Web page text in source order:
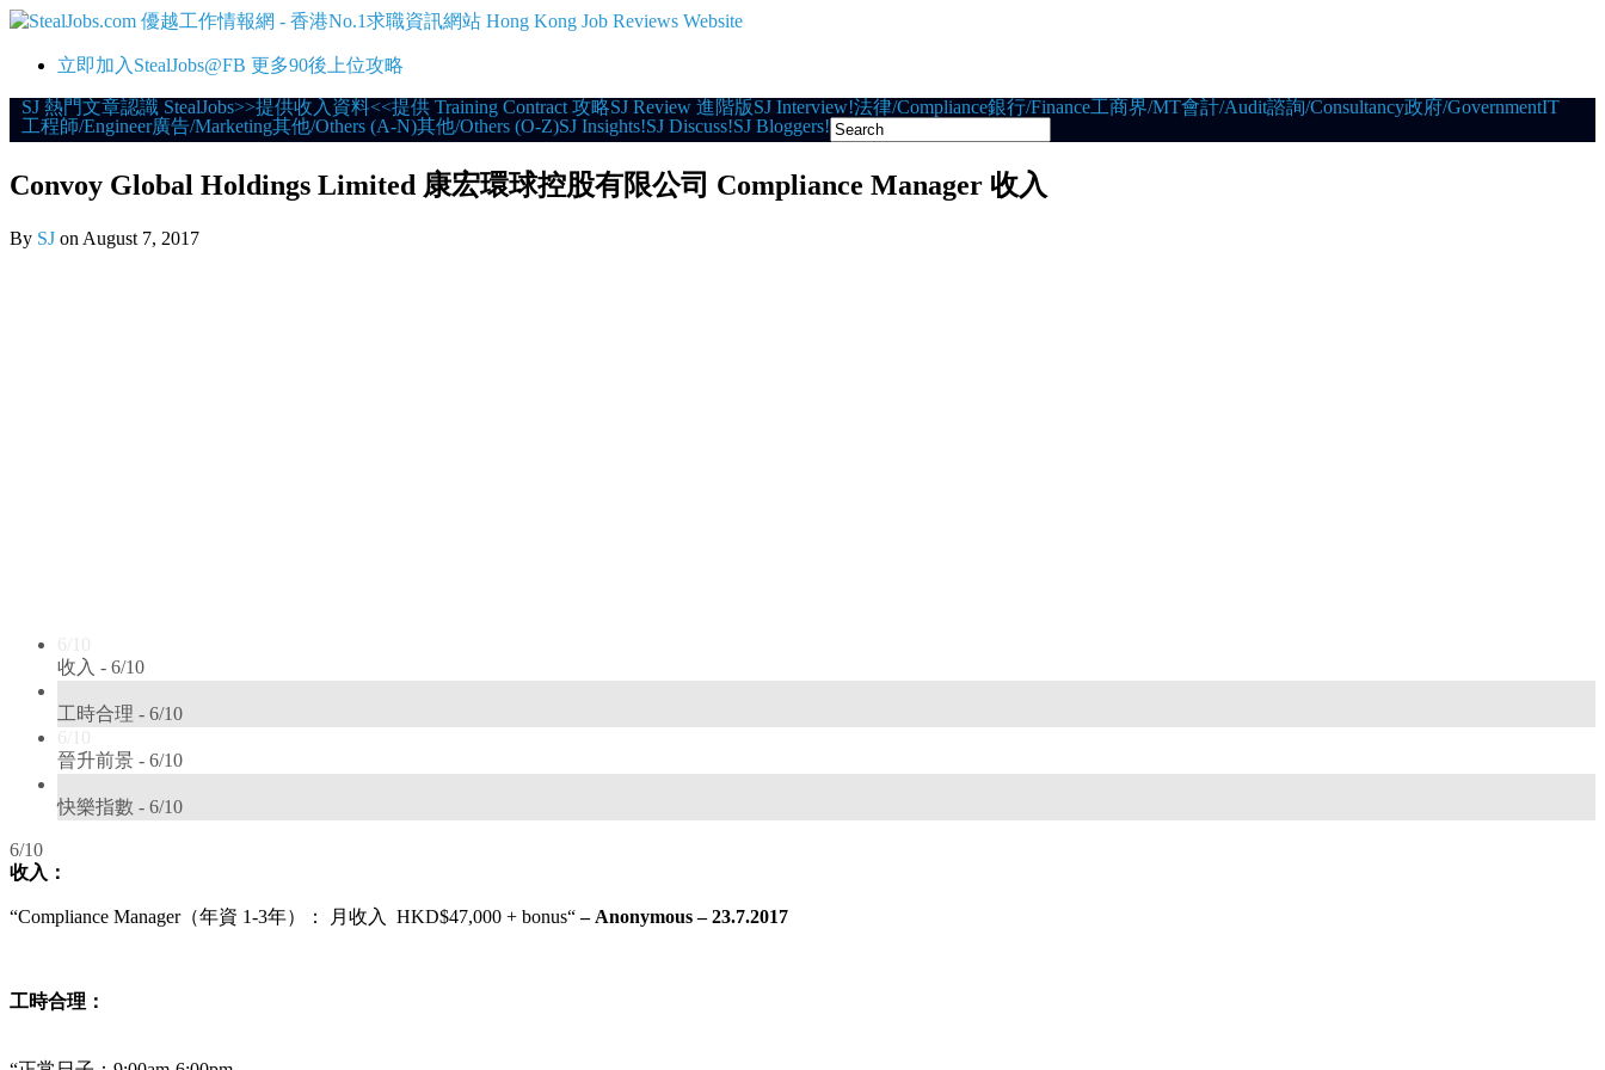
立即加入StealJobs@FB 更多90後上位攻略
Skip
to
SJ 熱門文章認識 StealJobs>>提供收入資料<<提供 Training Contract 攻略SJ Review 進階版SJ Interview!法律/Compliance銀行/Finance工商界/MT會計/Audit諮詢/Consultancy政府/GovernmentIT
工程師/Engineer廣告/Marketing其他/Others (A-N)其他/Others (O-Z)SJ Insights!SJ Discuss!SJ Bloggers!
Convoy Global Holdings Limited 康宏環球控股有限公司 Compliance Manager 收入
By SJ on August 7, 2017
6/10
收入 - 6/10
工時合理 - 6/10
6/10
晉升前景 - 6/10
快樂指數 - 6/10
6/10
收入：
“Compliance Manager（年資 1-3年）： 月收入 HKD$47,000 + bonus“– Anonymous – 23.7.2017
工時合理：